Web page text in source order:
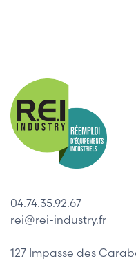
04.74.35.92.67
rei@rei-industry.fr
127 Impasse des